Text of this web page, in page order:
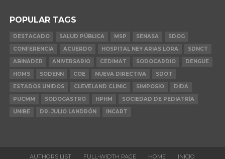
POPULAR TAGS
DESTACADO SALUD PÚBLICA MSP SENASA
SDOG
CONFERENCIA
ACUERDO HOSPITAL NEY ARIAS LORA
SDNCT
ABINADER
ANIVERSARIO CEDIMAT SODOCARDIO
DENGUE
HOMS
SODENN COE NUEVA DIRECTIVA
SDOT
ESTADOS UNIDOS
CLEVELAND CLINIC SIMPOSIO
DIDA
PUCMM
SODOGASTRO HPHM
SOCIEDAD DE PEDIATRÍA
UNIBE
DR. JULIO LANDRÓN INCART
AUTHORS LIST FULL-WIDTH PAGE HOME INICIO